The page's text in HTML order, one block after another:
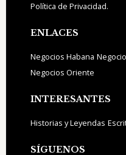
Política de Privacidad.
ENLACES
Negocios Habana
Negocios Oriente
INTERESANTES
Historias y Leyendas
SÍGUENOS